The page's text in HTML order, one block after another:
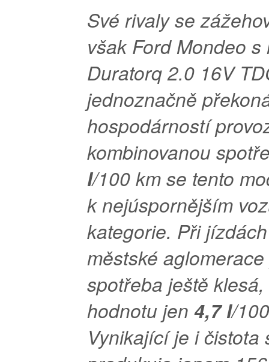
Své rivaly se
však Ford Mondeo s
Duratorq 2.0 16V
jednoznačně
hospodárností
kombinovanou
l/100 km se tento
k nejúspornějším
kategorie. Při
městské
spotřeba ještě
hodnotu jen 4,7 l/
Vynikající je i čistota